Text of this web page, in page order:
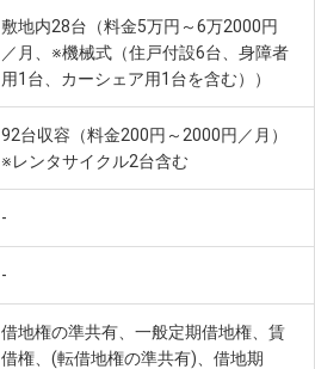
敷地内28台（料金5万円～6万2000円
／月、※機械式（住戸付設6台、身障者
用1台、カーシェア用1台を含む））
92台収容（料金200円～2000円／月）
※レンタサイクル2台含む
-
-
借地権の準共有、一般定期借地権、賃
借権、(転借地権の準共有)、借地期